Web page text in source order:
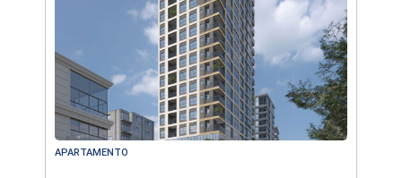
APARTAMENTO